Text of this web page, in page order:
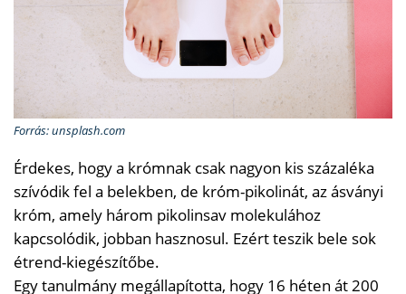
Forrás: unsplash.com
Érdekes, hogy a krómnak csak nagyon kis százaléka
szívódik fel a belekben, de króm-pikolinát, az ásványi
króm, amely három pikolinsav molekulához
kapcsolódik, jobban hasznosul. Ezért teszik bele sok
étrend-kiegészítőbe.
Egy tanulmány megállapította, hogy 16 héten át 200